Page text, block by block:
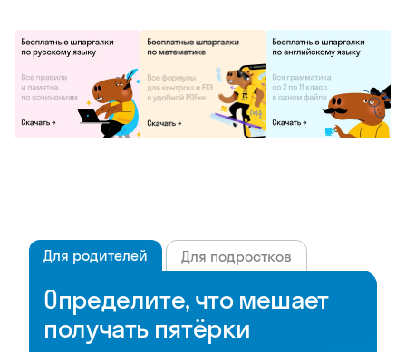
Для родителей Для подростков
Определите, что мешает
получать пятёрки